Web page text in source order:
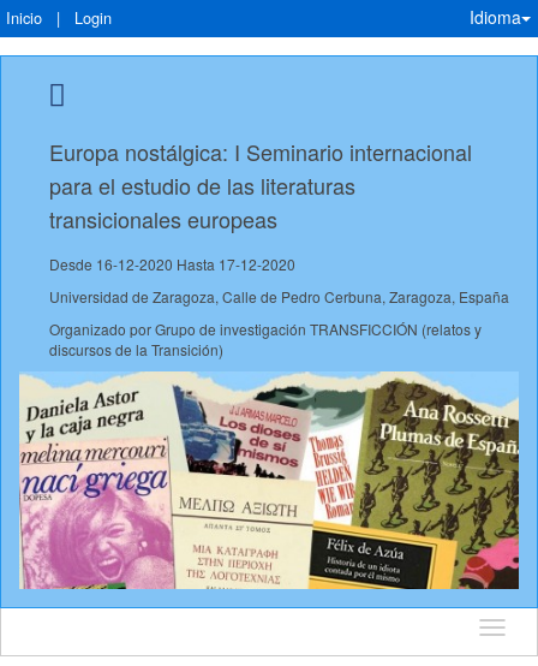
Inicio | Login Idioma
Europa nostálgica: I Seminario internacional
para el estudio de las literaturas
transicionales europeas
Desde 16-12-2020 Hasta 17-12-2020
Universidad de Zaragoza, Calle de Pedro Cerbuna, Zaragoza, España
Organizado por Grupo de investigación TRANSFICCIÓN (relatos y
discursos de la Transición)
Idioma